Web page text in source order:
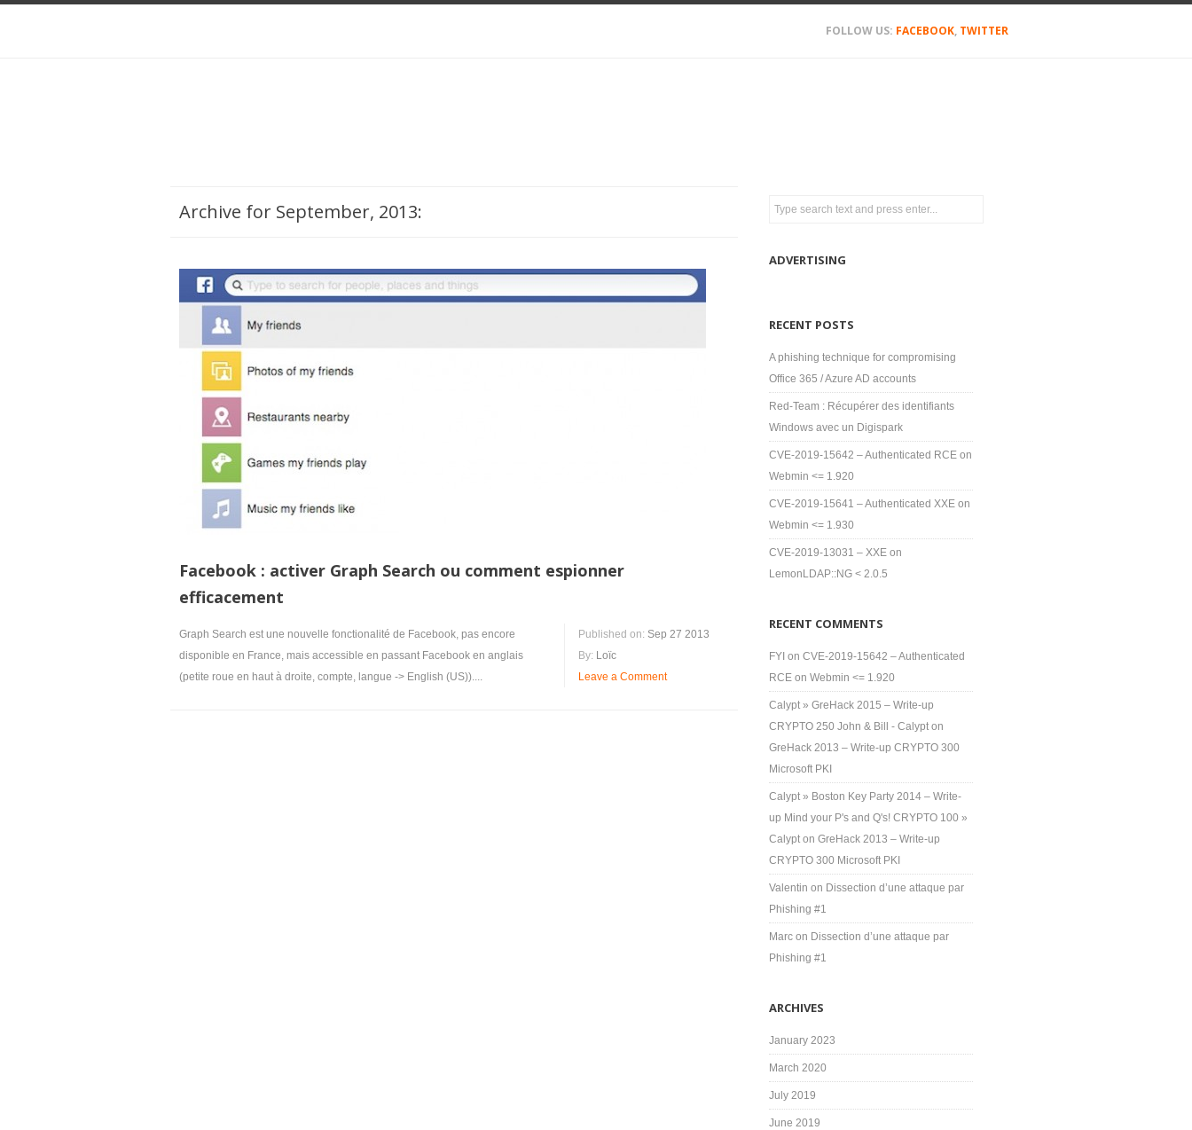
FOLLOW US: FACEBOOK, TWITTER
Archive for September, 2013:
Facebook : activer Graph Search ou comment espionner
efficacement
Graph Search est une nouvelle fonctionalité de Facebook, pas encore
disponible en France, mais accessible en passant Facebook en anglais
(petite roue en haut à droite, compte, langue -> English (US))....
Published on: Sep 27 2013
By: Loïc
Leave a Comment
ADVERTISING
RECENT POSTS
A phishing technique for compromising
Office 365 / Azure AD accounts
Red-Team : Récupérer des identifiants
Windows avec un Digispark
CVE-2019-15642 – Authenticated RCE on
Webmin <= 1.920
CVE-2019-15641 – Authenticated XXE on
Webmin <= 1.930
CVE-2019-13031 – XXE on
LemonLDAP::NG < 2.0.5
RECENT COMMENTS
FYI on CVE-2019-15642 – Authenticated
RCE on Webmin <= 1.920
Calypt » GreHack 2015 – Write-up
CRYPTO 250 John & Bill - Calypt on
GreHack 2013 – Write-up CRYPTO 300
Microsoft PKI
Calypt » Boston Key Party 2014 – Write-
up Mind your P's and Q's! CRYPTO 100 »
Calypt on GreHack 2013 – Write-up
CRYPTO 300 Microsoft PKI
Valentin on Dissection d’une attaque par
Phishing #1
Marc on Dissection d’une attaque par
Phishing #1
ARCHIVES
January 2023
March 2020
July 2019
June 2019